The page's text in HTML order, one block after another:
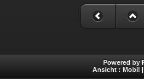
Powered by
Ansicht : Mobil